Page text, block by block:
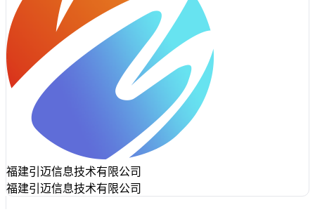
福建引迈信息技术有限公司
福建引迈信息技术有限公司